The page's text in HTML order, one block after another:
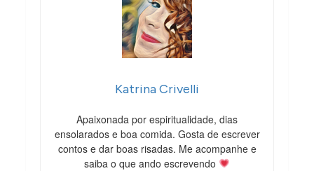
Katrina Crivelli
Apaixonada por espiritualidade, dias
ensolarados e boa comida. Gosta de escrever
contos e dar boas risadas. Me acompanhe e
saiba o que ando escrevendo